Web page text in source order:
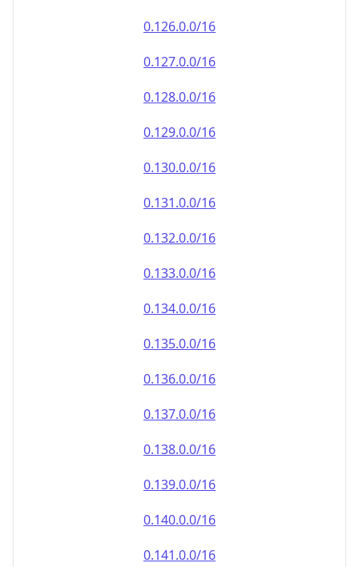
0.126.0.0/16
0.127.0.0/16
0.128.0.0/16
0.129.0.0/16
0.130.0.0/16
0.131.0.0/16
0.132.0.0/16
0.133.0.0/16
0.134.0.0/16
0.135.0.0/16
0.136.0.0/16
0.137.0.0/16
0.138.0.0/16
0.139.0.0/16
0.140.0.0/16
0.141.0.0/16